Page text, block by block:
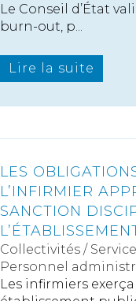
Le Conseil d’État
burn-out, p...
Lire la suite
LES
L’INFIRMIER
SANCTION
Collectivités /
Personnel
Les infirmiers